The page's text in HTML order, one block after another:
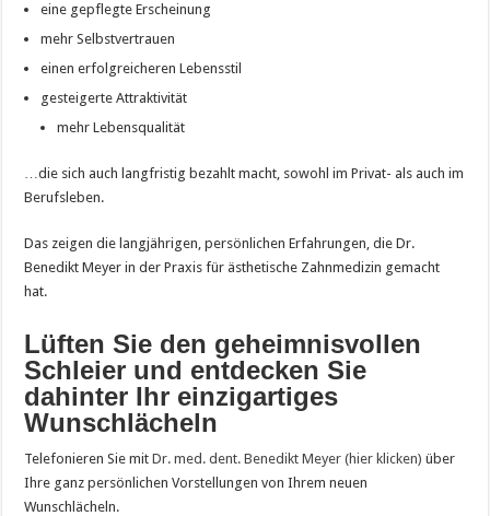
eine gepflegte Erscheinung
mehr Selbstvertrauen
einen erfolgreicheren Lebensstil
gesteigerte Attraktivität
mehr Lebensqualität
…die sich auch langfristig bezahlt macht, sowohl im Privat- als auch im
Berufsleben.
Das zeigen die langjährigen, persönlichen Erfahrungen, die Dr.
Benedikt Meyer in der Praxis für ästhetische Zahnmedizin gemacht
hat.
Lüften Sie den geheimnisvollen
Schleier und entdecken Sie
dahinter Ihr einzigartiges
Wunschlächeln
Telefonieren Sie mitDr. med. dent. Benedikt Meyer (hier klicken) über
Ihre ganz persönlichen Vorstellungen von Ihrem neuen
Wunschlächeln.